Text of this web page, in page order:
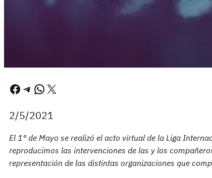
Facebook Telegram WhatsApp X
2/5/2021
El 1° de Mayo se realizó el acto virtual de la Liga
reproducimos las intervenciones de las y los
representación de las distintas organizaciones que